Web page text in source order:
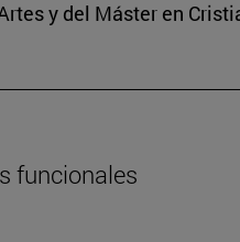
y del Máster en
funcionales